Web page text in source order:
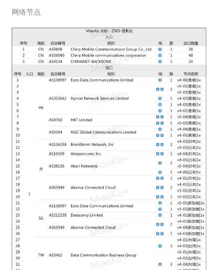
网络节点